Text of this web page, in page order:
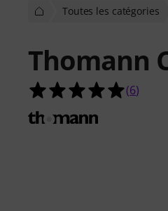
Toutes les catégories
Thomann
5.0
(6)